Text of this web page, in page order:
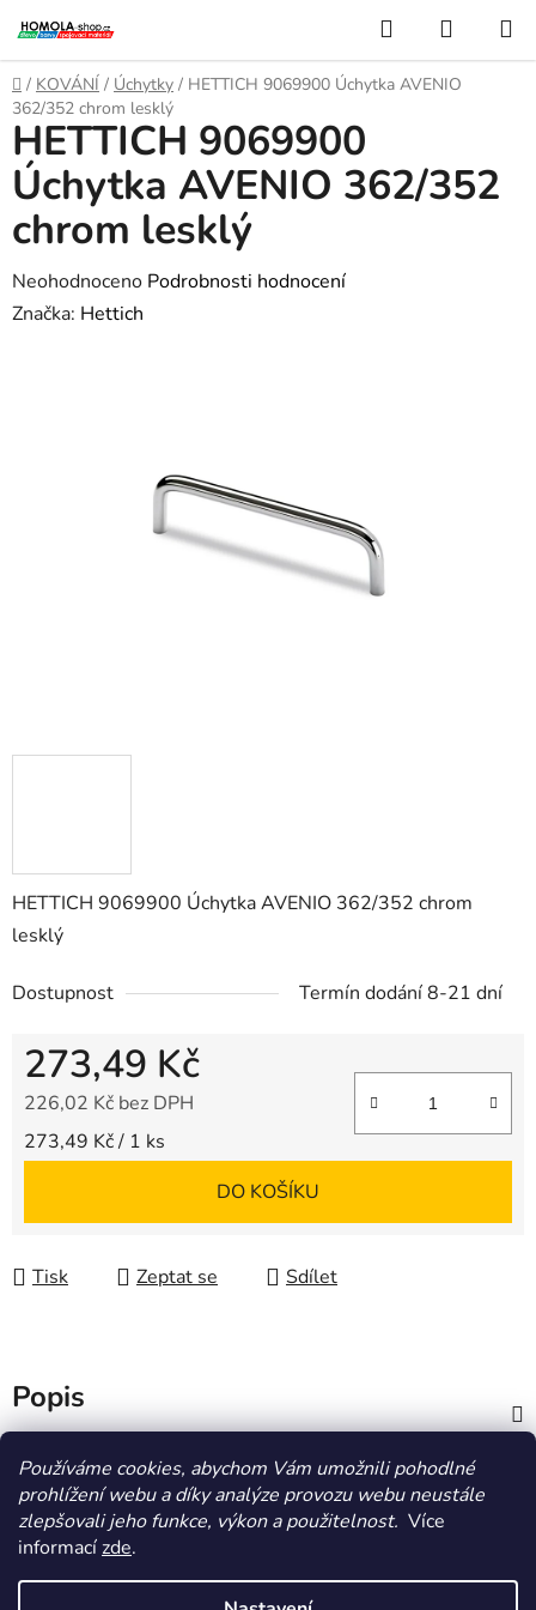
Používáme cookies, abychom Vám umožnili pohodlné
prohlížení webu a díky analýze provozu webu neustále
zlepšovali jeho funkce, výkon a použitelnost. Více
informacízde.
na
obsah
Hledat
KOŠÍK
Domů
/ KOVÁNÍ / Úchytky / HETTICH 9069900 Úchytka AVENIO
362/352 chrom lesklý
HETTICH 9069900 Úchytka AVENIO 362/352 chrom
lesklý
Dostupnost Termín dodání 8-21 dní
273,49 Kč
226,02 Kč bez DPH
Měrná cena:
273,49 Kč / 1 ks
DO KOŠÍKU
Tisk Zeptat se Sdílet
HETTICH 9069900
Úchytka AVENIO 362/352
chrom lesklý
Průměrné
hodnocení
Neohodnoceno Podrobnosti hodnocení
Značka: Hettich
Popis
Diskuze
HOMOLA-shop.cz ZDE NAJDETE VÝDEJNÍ MÍSTO